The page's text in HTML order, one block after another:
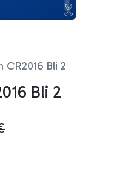
CR2016 Bli 2
Bli 2